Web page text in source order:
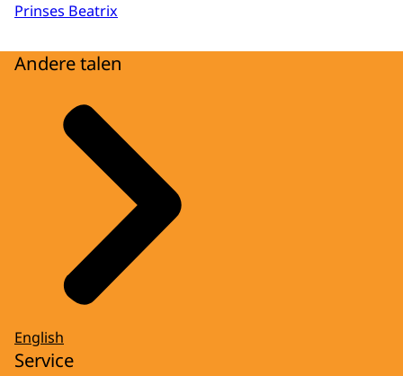
Prinses Beatrix
Andere talen
English
Service